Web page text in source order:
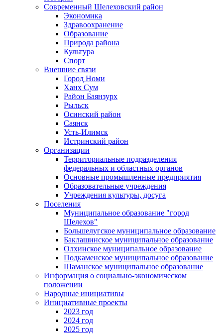
Современный Шелеховский район
Экономика
Здравоохранение
Образование
Природа района
Культура
Спорт
Внешние связи
Город Номи
Ханх Сум
Район Баянзурх
Рыльск
Осинский район
Саянск
Усть-Илимск
Истринский район
Организации
Территориальные подразделения
федеральных и областных органов
Основные промышленные предприятия
Образовательные учреждения
Учреждения культуры, досуга
Поселения
Муниципальное образование "город
Шелехов"
Большелугское муниципальное образование
Баклашинское муниципальное образование
Олхинское муниципальное образование
Подкаменское муниципальное образование
Шаманское муниципальное образование
Информация о социально-экономическом
положении
Народные инициативы
Инициативные проекты
2023 год
2024 год
2025 год